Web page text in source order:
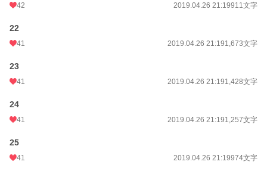
42 2019.04.26 21:19911文字
22
41 2019.04.26 21:191,673文字
23
41 2019.04.26 21:191,428文字
24
41 2019.04.26 21:191,257文字
25
41 2019.04.26 21:19974文字